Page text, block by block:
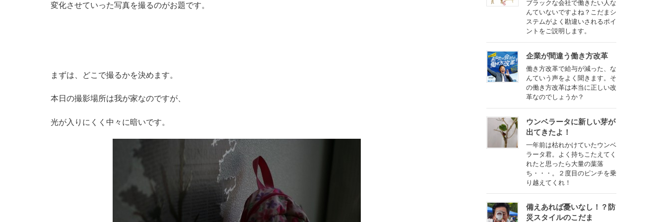
変化させていった写真を撮るのがお題です。
まずは、どこで撮るかを決めます。
本日の撮影場所は我が家なのですが、
光が入りにくく中々に暗いです。
ブラックな会社で働きたい人な
んていないですよね？こだまシ
ステムがよく勘違いされるポイ
ントをご説明します。
企業が間違う働き方改革
働き方改革で給与が減った、な
んていう声をよく聞きます。そ
の働き方改革は本当に正しい改
革なのでしょうか？
ウンベラータに新しい芽が
出てきたよ！
一年前は枯れかけていたウンベ
ラータ君。よく持ちこたえてく
れたと思ったら大量の葉落
ち・・・。２度目のピンチを乗
り越えてくれ！
備えあれば憂いなし！？防
災スタイルのこだま